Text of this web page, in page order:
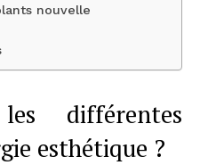
nouvelle
différentes
esthétique ?